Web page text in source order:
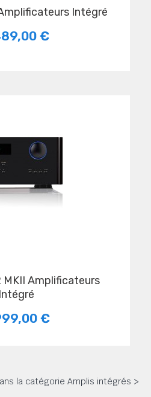
Amplificateurs Intégré
€
Intégré
€
la catégorie Amplis intégrés >